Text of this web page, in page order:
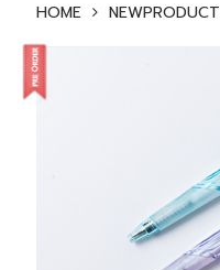
HOME NEWPRODUCT